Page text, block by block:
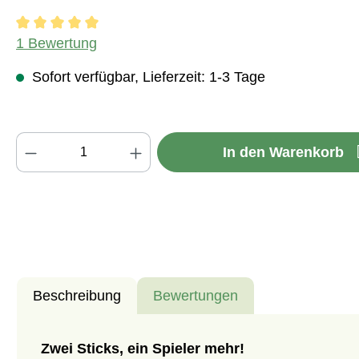
Durchschnittliche Bewertung von 5 von 5 Sternen
1 Bewertung
Sofort verfügbar, Lieferzeit: 1-3 Tage
Produkt Anzahl: Gib den gewünschten
In den Warenkorb
Beschreibung Bewertungen
Zwei Sticks, ein Spieler mehr!